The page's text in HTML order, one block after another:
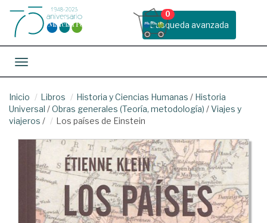
Busqueda avanzada
0
Toggle navigation
Inicio Libros Historia y Ciencias Humanas / Historia
Universal /Obras generales (Teoría, metodología) /Viajes y
viajeros / Los países de Einstein